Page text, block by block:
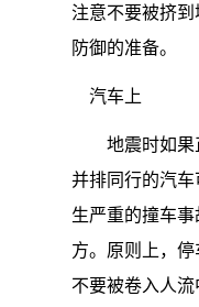
注意不要被挤
防御的准备。
汽车上
地震时如果正
并排同行的汽
生严重的撞车
方。原则上，
不要被卷入人